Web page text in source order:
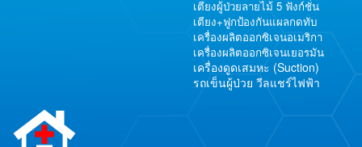
เตียงผู้ป่วยลายไม้ 5 ฟังก์ชั่น
เตียง+ฟูกป้องกันแผลกดทับ
เครื่องผลิตออกซิเจนอเมริกา
เครื่องผลิตออกซิเจนเยอรมัน
เครื่องดูดเสมหะ (Suction)
รถเข็นผู้ป่วย วีลแชร์ไฟฟ้า